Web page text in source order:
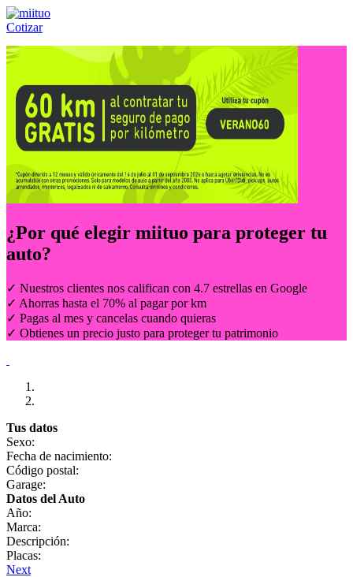
Cotizar
Llámanos al:(55) 84-21-05-00 ó
¿Por qué elegir miituo para proteger tu
auto?
✓ Nuestros clientes nos califican con 4.7 estrellas en Google
✓ Ahorras hasta el 70% al pagar por km
✓ Pagas al mes y cancelas cuando quieras
✓ Obtienes un precio justo para proteger tu patrimonio
Tus datos
Sexo:
Fecha de nacimiento:
Código postal:
Garage:
Datos del Auto
Año:
Marca:
Descripción:
Placas:
Next